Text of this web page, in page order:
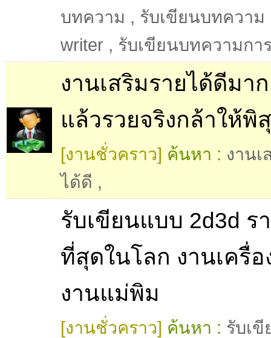
บทความ , รับเขียนบทความ
writer , รับเขียนบทความกา
งานเสริมรายได้ดีมา
แล้วรวยจริงกล้าให้พิ
[งานชั่วคราว] ค้นหา : งานเ
ได้ดี ,
รับเขียนแบบ 2d3d ร
ที่สุดในโลก งานเครื่อ
งานแม่พิม
[งานชั่วคราว] ค้นหา : รับเ